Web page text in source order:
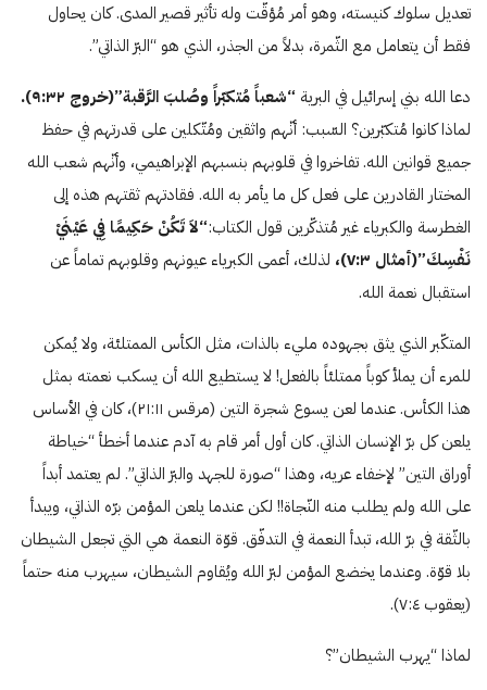
تعديل سلوك كنيسته، وهو أمر مُؤقّت وله تأثير قصير المدى. كان يحاول
فقط أن يتعامل مع الثّمرة، بدلاً من الجذر، الذي هو “البرّ الذاتي”.
دعا الله بني إسرائيل في البرية “شعباً مُتكبّراً وصُلبَ الرَّقبة”(خروج ٩:٣٢).
لماذا كانوا مُتكبّرين؟ السّبب: أنّهم واثقين ومُتّكلين على قدرتهم في حفظ
جميع قوانين الله. تفاخروا في قلوبهم بنسبهم الإبراهيمي، وأنّهم شعب الله
المختار القادرين على فعل كل ما يأمر به الله. فقادتهم ثقتهم هذه إلى
الغطرسة والكبرياء غير مُتذكّرين قول الكتاب:“لاَ تَكُنْ حَكِيمًا فِي عَيْنَيْ
نَفْسِكَ”(أمثال ۷:٣)،
لذلك، أعمى الكبرياء عيونهم وقلوبهم تماماً عن
استقبال نعمة الله.
المتكّبر الذي يثق بجهوده مليء بالذات، مثل الكأس الممتلئة، ولا يُمكن
للمرء أن يملأ كوباً ممتلئاً بالفعل! لا يستطيع الله أن يسكب نعمته بمثل
هذا الكأس. عندما لعن يسوع شجرة التين (مرقس ٢۱:۱۱)، كان في الأساس
يلعن كل برّ الإنسان الذاتي. كان أول أمر قام به آدم عندما أخطأ “خياطة
أوراق التين” لإخفاء عريه، وهذا “صورة للجهد والبرّ الذاتي”. لم يعتمد أبداً
على الله ولم يطلب منه النّجاة!! لكن عندما يلعن المؤمن برّه الذاتي، ويبدأ
بالثّقة في برّ الله، تبدأ النعمة في التدفّق. قوّة النعمة هي التي تجعل الشيطان
بلا قوّة. وعندما يخضع المؤمن لبرّ الله ويُقاوم الشيطان، سيهرب منه حتماً
(يعقوب ۷:٤).
لماذا “يهرب الشيطان”؟